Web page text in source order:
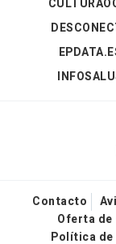
Contacto
Oferta
Política